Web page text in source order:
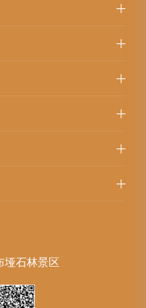
垭石林景区